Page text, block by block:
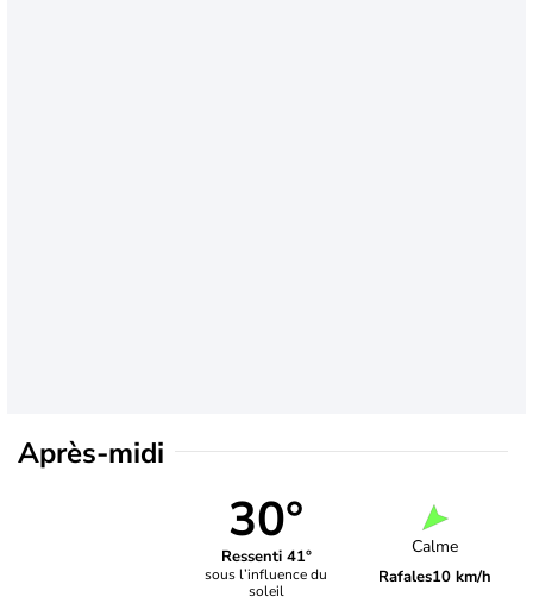
Après-midi
30°
Ressenti 41°
sous l’influence du
soleil
Calme
Rafales10 km/h